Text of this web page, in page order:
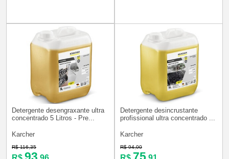
Detergente desengraxante ultra
concentrado 5 Litros - Pre...
Karcher
R$ 116,35
Detergente desincrustante
profissional ultra concentrado ...
Karcher
R$ 94,00